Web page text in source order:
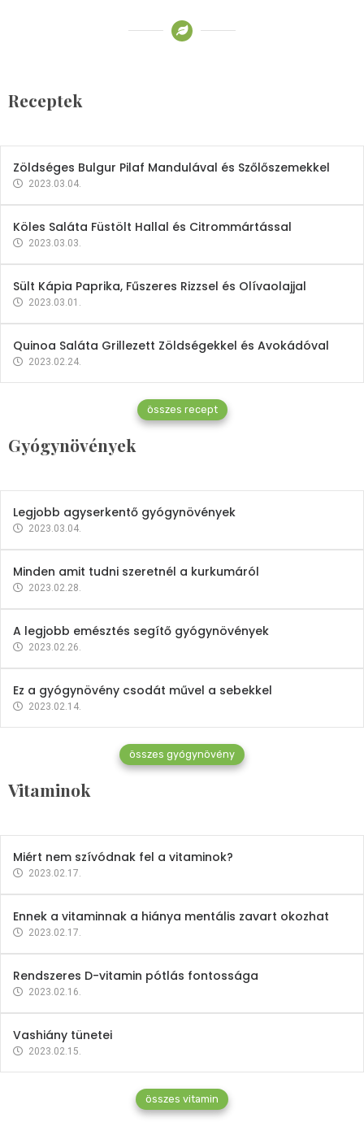
Receptek
2023.03.06.
Zöldséges Bulgur Pilaf Mandulával és Szőlőszemekkel
2023.03.04.
Köles Saláta Füstölt Hallal és Citrommártással
2023.03.03.
Sült Kápia Paprika, Fűszeres Rizzsel és Olívaolajjal
2023.03.01.
Quinoa Saláta Grillezett Zöldségekkel és Avokádóval
2023.02.24.
összes recept
Gyógynövények
Gyógynövények
Mindent a petrezselyemről
2023.12.21.
Legjobb agyserkentő gyógynövények
2023.03.04.
Minden amit tudni szeretnél a kurkumáról
2023.02.28.
A legjobb emésztés segítő gyógynövények
2023.02.26.
Ez a gyógynövény csodát művel a sebekkel
2023.02.14.
összes gyógynövény
Vitaminok
Vitaminok
Mindent a B-12 vitaminról
2023.02.27.
Miért nem szívódnak fel a vitaminok?
2023.02.17.
Ennek a vitaminnak a hiánya mentális zavart okozhat
2023.02.17.
Rendszeres D-vitamin pótlás fontossága
2023.02.16.
Vashiány tünetei
2023.02.15.
összes vitamin